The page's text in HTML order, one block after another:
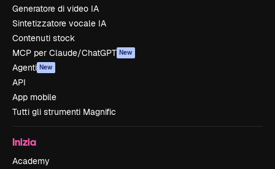
Generatore di video IA
Sintetizzatore vocale IA
Contenuti stock
MCP per Claude/ChatGPT New
Agenti New
API
App mobile
Tutti gli strumenti Magnific
Inizia
Academy